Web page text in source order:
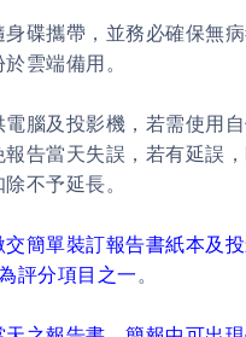
碟攜帶，並務必確保無
雲端備用。
腦及投影機，若需使用
告當天失誤，若有延誤
不予延長。
簡單裝訂報告書紙本及
評分項目之一 。